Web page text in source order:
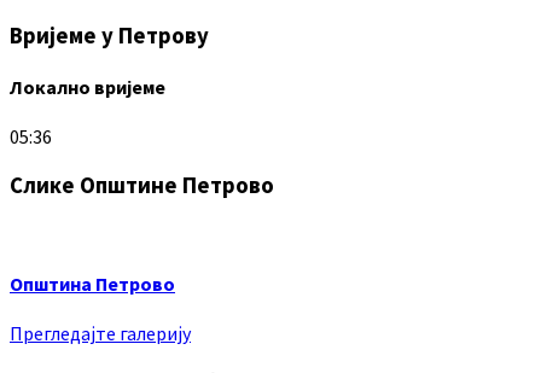
Вријеме у Петрову
Локално вријеме
05:36
Слике Општине Петрово
Општина Петрово
Прегледајте галерију